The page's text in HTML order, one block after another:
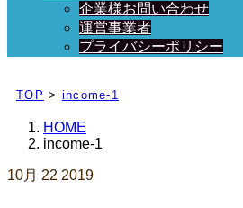
企業様お問い合わせ
運営事業者
プライバシーポリシー
TOP > income-1
HOME
income-1
10月 22 2019